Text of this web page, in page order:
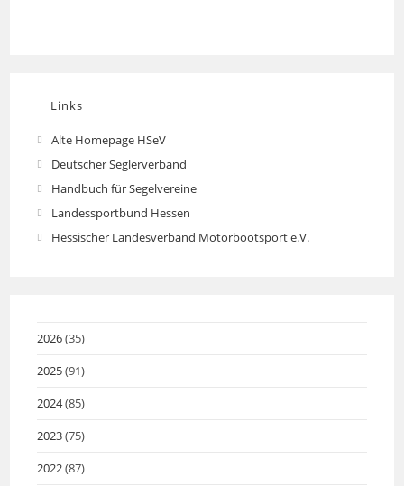
Links
Alte Homepage HSeVOpens
in
a
new
tab
Deutscher Seglerverband
in
a
new
Handbuch für SegelvereineOpens
a
Landessportbund Hessen
in
Hessischer Landesverband Motorbootsport e.V.Opens
2026(35)
2025(91)
2024(85)
2023(75)
2022(87)